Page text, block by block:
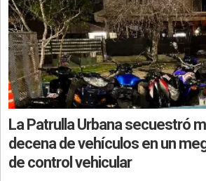
La Patrulla Urbana secuestró
decena de vehículos en un
de control vehicular